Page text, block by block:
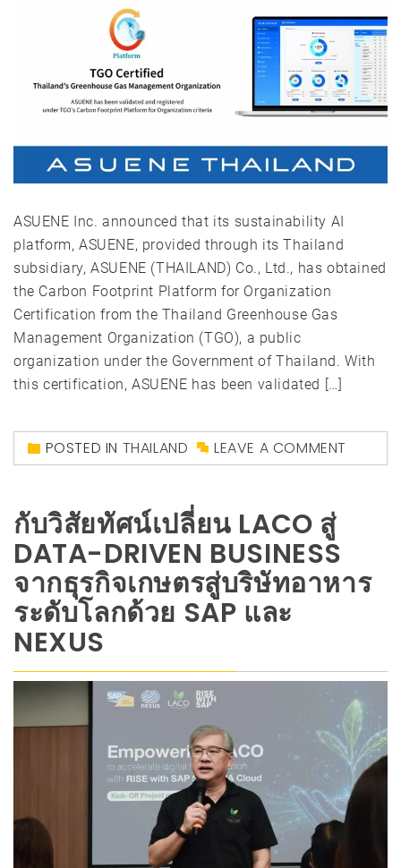
ASUENE Inc. announced that its sustainability AI
platform, ASUENE, provided through its Thailand
subsidiary, ASUENE (THAILAND) Co., Ltd., has obtained
the Carbon Footprint Platform for Organization
Certification from the Thailand Greenhouse Gas
Management Organization (TGO), a public
organization under the Government of Thailand. With
this certification, ASUENE has been validated […]
POSTED IN THAILAND LEAVE A COMMENT
กับวิสัยทัศน์เปลี่ยน LACO สู่
DATA-DRIVEN BUSINESS
จากธุรกิจเกษตรสู่บริษัทอาหาร
ระดับโลกด้วย SAP และ
NEXUS